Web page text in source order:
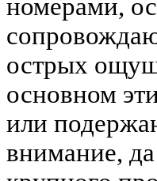
номерами,
острых
основном
или
внимание,